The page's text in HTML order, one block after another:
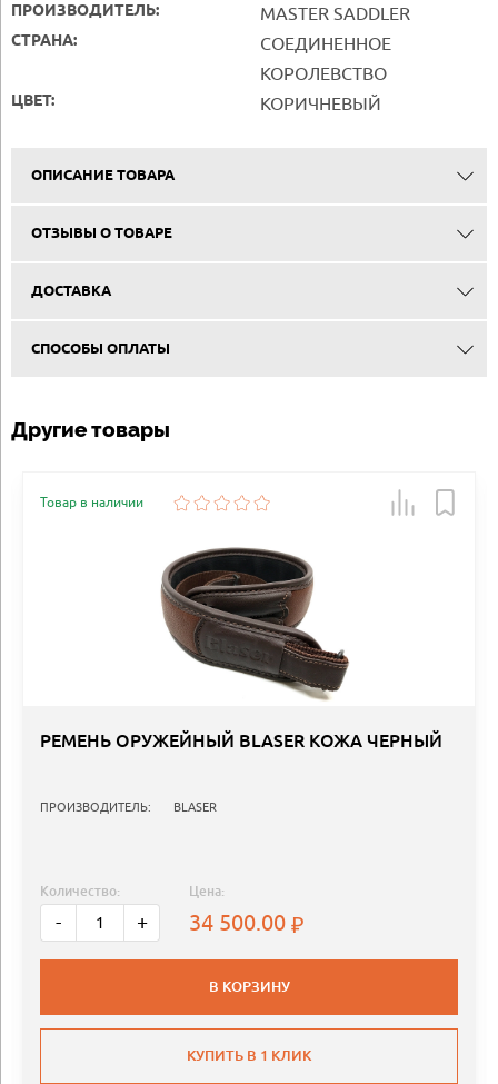
ПРОИЗВОДИТЕЛЬ: MASTER SADDLER
СТРАНА:
СОЕДИНЕННОЕ
КОРОЛЕВСТВО
ЦВЕТ: КОРИЧНЕВЫЙ
ОПИСАНИЕ ТОВАРА
ОТЗЫВЫ О ТОВАРЕ
ДОСТАВКА
СПОСОБЫ ОПЛАТЫ
Другие товары
Товар в наличии
РЕМЕНЬ ОРУЖЕЙНЫЙ BLASER КОЖА ЧЕРНЫЙ
ПРОИЗВОДИТЕЛЬ: BLASER
Количество:
- +
Цена:
34 500.00
В КОРЗИНУ
КУПИТЬ В 1 КЛИК